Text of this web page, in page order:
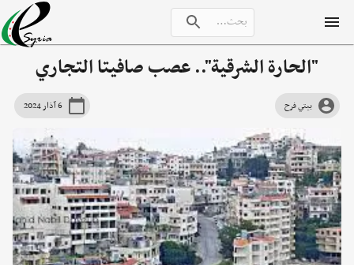
"الحارة الشرقية".. عصب صافيتا التجاري
بيتي فرح 6 آذار 2024